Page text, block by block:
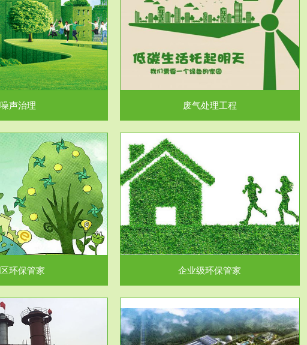
噪声治理
服务范围
废气处理工程
废气处理工程
服务范围
水处理工程
环保管家
服务范围
企业级环保管家
业环保执法情况的一个重要依
其必要性及合规性...
企业级环保管家
服务范围
固体危险废物处理
固体废物解释：固体废物是指人们在生产建设、
日常生活和其他活动中...
服务范围 服务范围